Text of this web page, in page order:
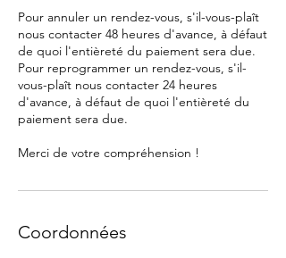
Pour annuler un rendez-vous, s'il-vous-plaît
nous contacter 48 heures d'avance, à défaut
de quoi l'entièreté du paiement sera due.
Pour reprogrammer un rendez-vous, s'il-
vous-plaît nous contacter 24 heures
d'avance, à défaut de quoi l'entièreté du
paiement sera due.
Merci de votre compréhension !
Coordonnées